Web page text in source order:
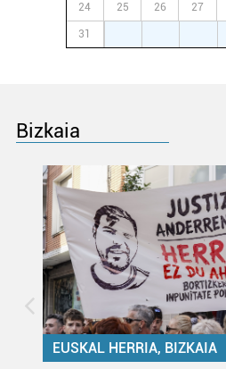
24 25 26 27
31
Bizkaia
EUSKAL HERRIA, BIZKAIA